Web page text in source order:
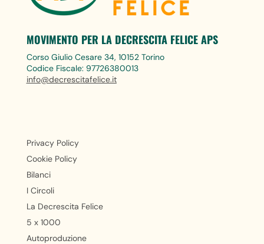
MOVIMENTO PER LA DECRESCITA FELICE APS
Corso Giulio Cesare 34, 10152 Torino
Codice Fiscale: 97726380013
info@decrescitafelice.it
Privacy Policy
Cookie Policy
Bilanci
I Circoli
La Decrescita Felice
5 x 1000
Autoproduzione